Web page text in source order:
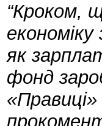
“Кроком,
як
фонд